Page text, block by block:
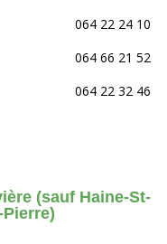
064 22 24 10
064 66 21 52
064 22 32 46
(sauf Haine-St-